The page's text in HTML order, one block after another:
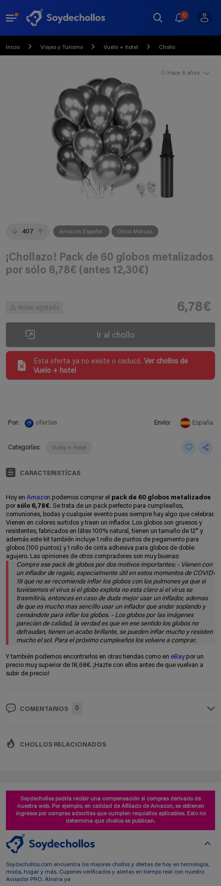
0
Inicio Viajes y Turismo Vuelo + hotel Chollo
407 Amazon España Otras Marcas
Hace 6 años
¡Chollazo! Pack de 60 globos metalizados
por sólo 6,78€ (antes 12,30€)
Avisar agotado 6,78€
Ir al chollo
Esta oferta ya no existe o caducó. Ver chollos de
Vuelo + hotel
Por: ofertas Envio: España
Categorías: Vuelo + hotel
CARACTERISTÍCAS
Hoy en Amazon podemos comprar el pack de 60 globos metalizados
por sólo 6,78€. Se trata de un pack perfecto para cumpleaños,
comuniones, bodas y cualquier evento pues siempre hay algo que celebrar.
Vienen en colores surtidos y traen un inflador. Los globos son gruesos y
resistentes, fabricados en látex 100% natural, tienen un tamaño de 12" y
además este kit también incluye 1 rollo de puntos de pegamento para
globos (100 puntos) y 1 rollo de cinta adhesiva para globos de doble
agujero. Las opiniones de otros compradores son muy buenas:
Compre ese pack de globos por dos motivos importantes: - Vienen con
un inflador de regalo, especialmente útil en estos momentos de COVID-
19 que no se recomienda inflar los globos con los pulmones ya que si
tuviésemos el virus si el globo explota no esta claro si el virus se
trasmitiría, entonces en caso de duda mejor usar un inflador, ademas
de que es mucho mas sencillo usar un inflador que andar soplando y
censándote para inflar los globos. - Los globos por las imágenes
parecían de calidad, la verdad es que en ese sentido los globos no
defraudan, tienen un acabo brillante, se pueden inflar mucho y resisten
mucho el sol. Para el próximo cumpleaños los volvere a comprar.
Y también podemos encontrarlos en otras tiendas como en eBaypor un
precio muy superior de 18,68€. ¡Hazte con ellos antes de que vuelvan a
subir de precio!
COMENTARIOS 0
CHOLLOS RELACIONADOS
Soydechollos podría recibir una compensación si compras derivado de
nuestra web. Por ejemplo, en calidad de Afiliado de Amazon, se obtienen
ingresos por compras adscritas que cumplen requisitos aplicables. Esto no
determina que chollos se publican.
Soydechollos.com encuentra los mejores chollos y ofertas de hoy en tecnología,
moda, hogar y más. Cupones verificados y alertas en tiempo real con nuestro
Avisador PRO. Ahorra ya